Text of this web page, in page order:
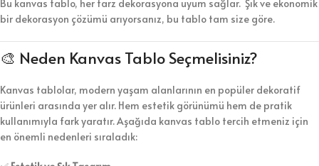
Bu kanvas tablo, her tarz dekorasyona uyum sağlar. Şık ve ekonomik
bir dekorasyon çözümü arıyorsanız, bu tablo tam size göre.
🎨 Neden Kanvas Tablo Seçmelisiniz?
Kanvas tablolar, modern yaşam alanlarının en popüler dekoratif
ürünleri arasında yer alır. Hem estetik görünümü hem de pratik
kullanımıyla fark yaratır. Aşağıda kanvas tablo tercih etmeniz için
en önemli nedenleri sıraladık: